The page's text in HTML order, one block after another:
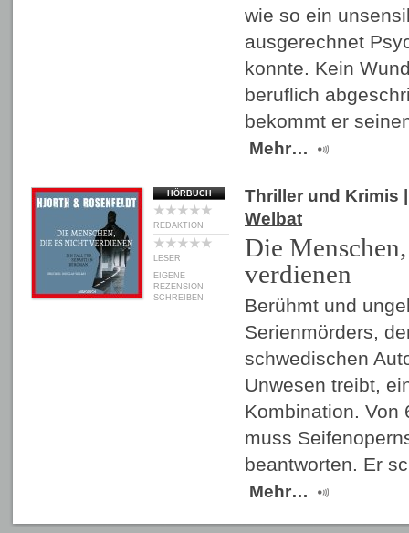
wie so ein
ausgerechnet
konnte. Kein
beruflich
bekommt er
Mehr…
HÖRBUCH
REDAKTION
LESER
EIGENE
REZENSION
SCHREIBEN
Thriller und Krimis
Welbat
Die
verdienen
Berühmt und
Serienmörders,
schwedischen
Unwesen treibt,
Kombination. Von
muss
beantworten. Er
Mehr…